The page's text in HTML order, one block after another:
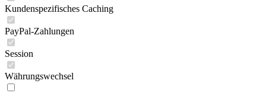
Kundenspezifisches Caching
PayPal-Zahlungen
Session
Währungswechsel